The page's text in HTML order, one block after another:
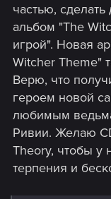
частью,
альбом "The
игрой". Новая
Witcher Theme"
Верю, что
героем новой
любимым
Ривии. Желаю
Theory, чтобы у
терпения и